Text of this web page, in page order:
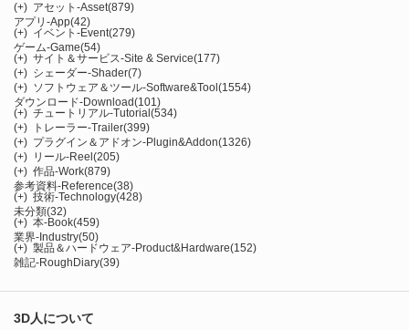
(+) アセット-Asset(879)
アプリ-App(42)
(+) イベント-Event(279)
ゲーム-Game(54)
(+) サイト＆サービス-Site & Service(177)
(+) シェーダー-Shader(7)
(+) ソフトウェア＆ツール-Software&Tool (1554)
ダウンロード-Download(101)
(+) チュートリアル-Tutorial (534)
(+)
トレーラー-Trailer(399)
(+) プラグイン＆アドオン-Plugin&Addon(1326)
(+) リール-Reel (205)
(+) 作品-Work(879)
参考資料-Reference(38)
(+) 技術-Technology(428)
未分類(32)
(+) 本-Book(459)
業界-Industry(50)
(+) 製品＆ハードウェア-Product&Hardware(152)
雑記-RoughDiary(39)
3D人について